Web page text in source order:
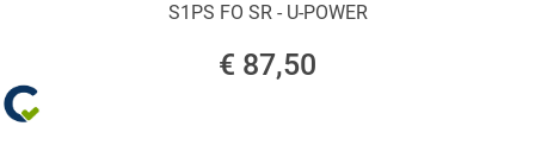
S1PS FO SR - U-POWER
€ 87,50